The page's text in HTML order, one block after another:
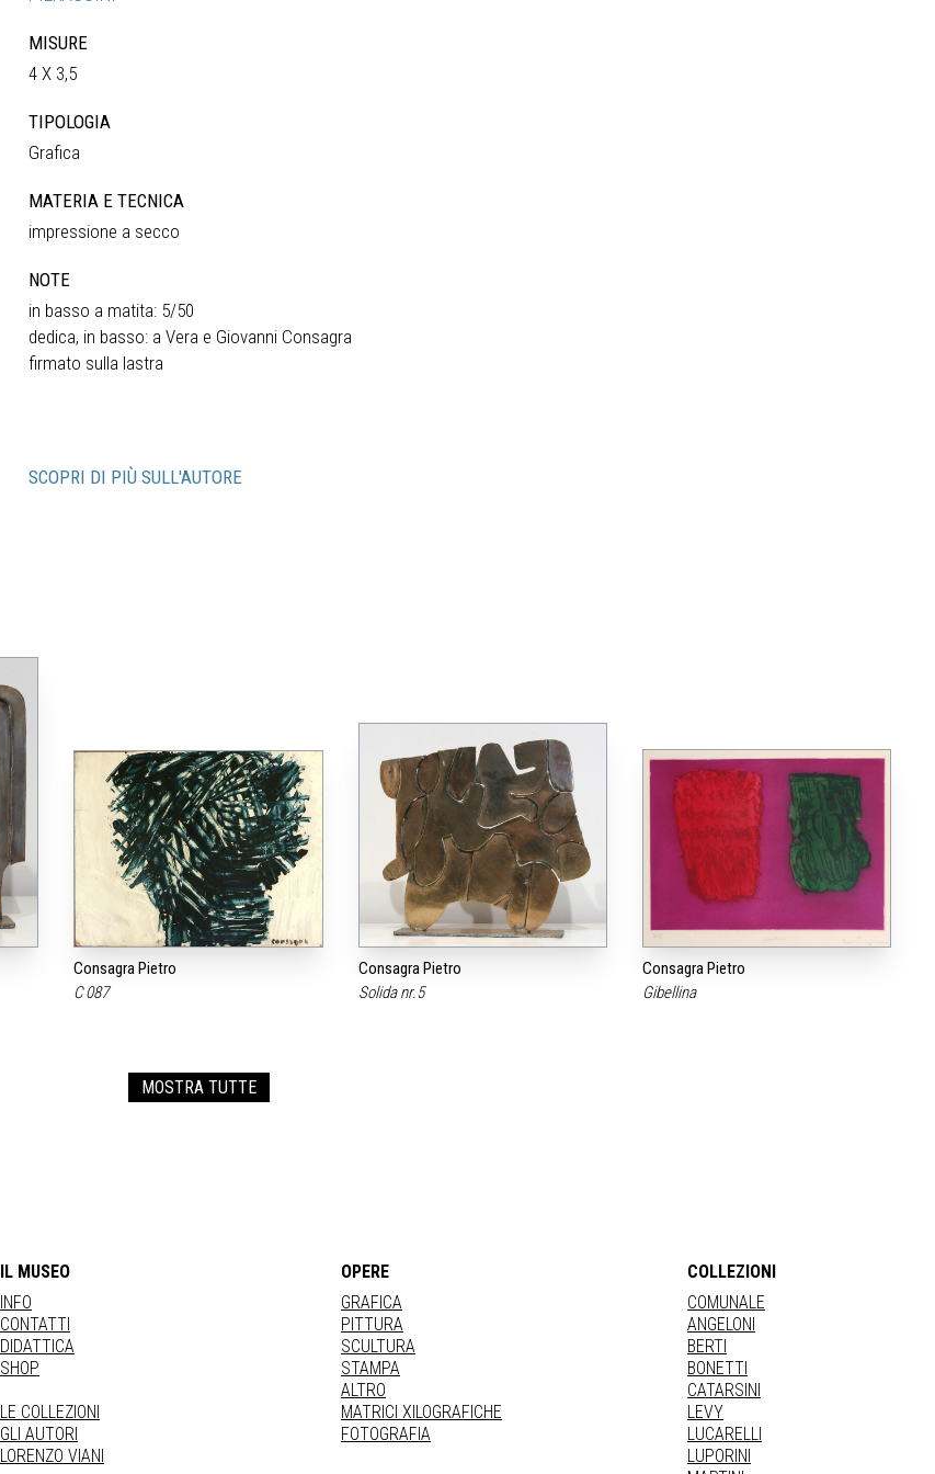
MISURE
4 X 3,5
TIPOLOGIA
Grafica
MATERIA E TECNICA
impressione a secco
NOTE
in basso a matita: 5/50
dedica, in basso: a Vera e Giovanni Consagra
firmato sulla lastra
SCOPRI DI PIÙ SULL'AUTORE
Consagra Pietro
C 087
Consagra Pietro
Solida nr.5
Consagra Pietro
Gibellina
MOSTRA TUTTE
IL MUSEO
INFO
CONTATTI
DIDATTICA
SHOP
LE COLLEZIONI
GLI AUTORI
LORENZO VIANI
OPERE
GRAFICA
PITTURA
SCULTURA
STAMPA
ALTRO
MATRICI XILOGRAFICHE
FOTOGRAFIA
COLLEZIONI
COMUNALE
ANGELONI
BERTI
BONETTI
CATARSINI
LEVY
LUCARELLI
LUPORINI